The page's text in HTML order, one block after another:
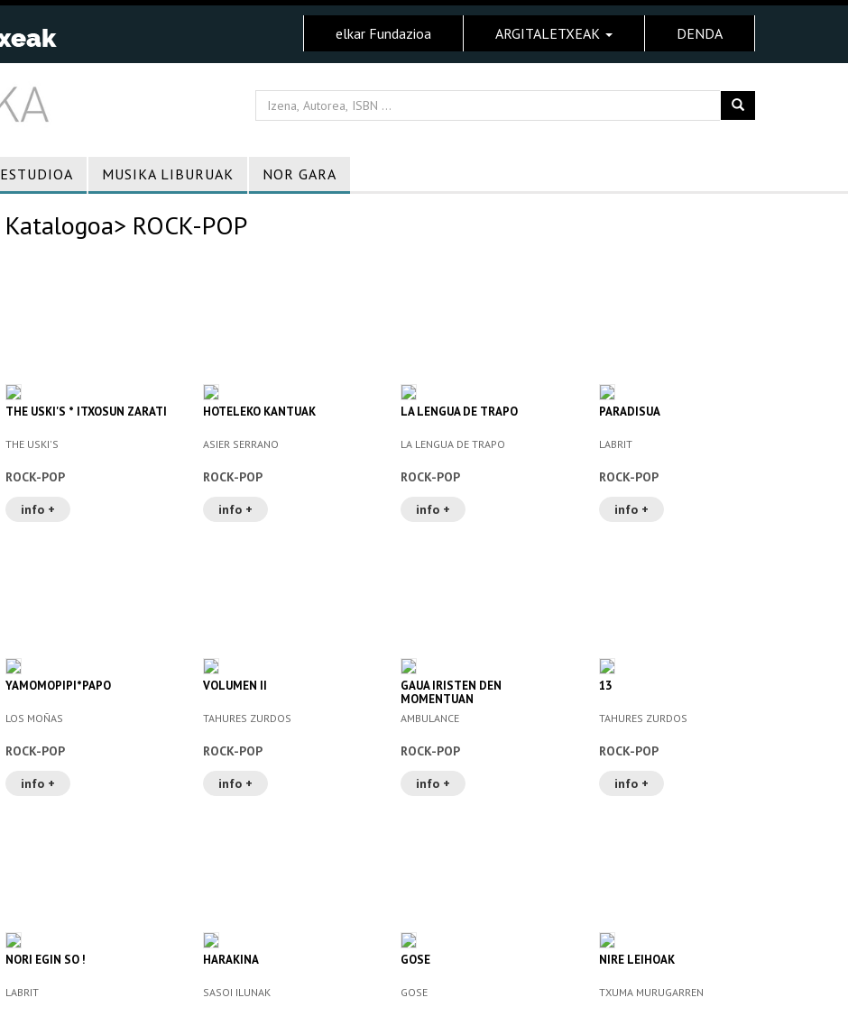
elkar Fundazioa ARGITALETXEAK DENDA
ESTUDIOA MUSIKA LIBURUAK NOR GARA
Katalogoa> ROCK-POP
THE USKI'S * ITXOSUN ZARATI
THE USKI'S
ROCK-POP
info +
HOTELEKO KANTUAK
ASIER SERRANO
ROCK-POP
info +
LA LENGUA DE TRAPO
LA LENGUA DE TRAPO
ROCK-POP
info +
PARADISUA
LABRIT
ROCK-POP
info +
YAMOMOPIPI*PAPO
LOS MOÑAS
ROCK-POP
info +
VOLUMEN II
TAHURES ZURDOS
ROCK-POP
info +
GAUA IRISTEN DEN
MOMENTUAN
AMBULANCE
ROCK-POP
info +
13
TAHURES ZURDOS
ROCK-POP
info +
NORI EGIN SO !
LABRIT
HARAKINA
SASOI ILUNAK
GOSE
GOSE
NIRE LEIHOAK
TXUMA MURUGARREN